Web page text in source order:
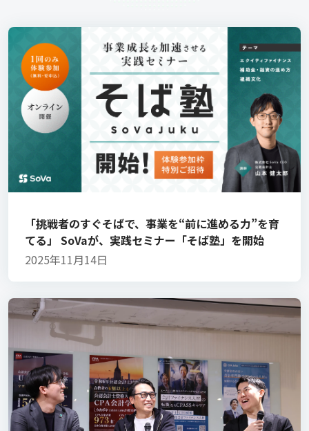
「挑戦者のすぐそばで、事業を“前に進める力”を育
てる」 SoVaが、実践セミナー「そば塾」を開始
2025年11月14日